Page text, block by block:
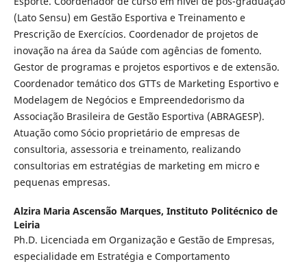
(Lato Sensu) em Gestão Esportiva e Treinamento e
Prescrição de Exercícios. Coordenador de projetos de
inovação na área da Saúde com agências de fomento.
Gestor de programas e projetos esportivos e de extensão.
Coordenador temático dos GTTs de Marketing Esportivo e
Modelagem de Negócios e Empreendedorismo da
Associação Brasileira de Gestão Esportiva (ABRAGESP).
Atuação como Sócio proprietário de empresas de
consultoria, assessoria e treinamento, realizando
consultorias em estratégias de marketing em micro e
pequenas empresas.
Alzira Maria Ascensão Marques, Instituto Politécnico de
Leiria
Ph.D. Licenciada em Organização e Gestão de Empresas,
especialidade em Estratégia e Comportamento